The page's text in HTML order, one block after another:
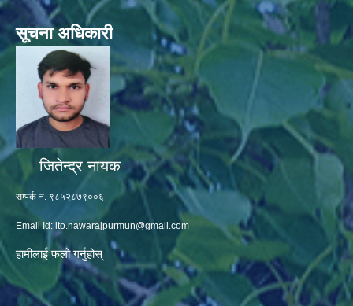
सूचना अधिकारी
जितेन्द्र नायक
सम्पर्क न. ९८५२८७९००६
Email Id: ito.nawarajpurmun@gmail.com
हामीलाई फलो गर्नुहोस्